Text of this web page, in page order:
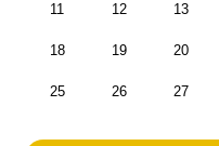
11 12 13
18 19 20
25 26 27